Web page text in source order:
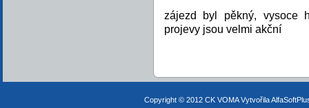
zájezd byl pěkný, vysoce
projevy jsou velmi akční
Copyright © 2012 CK VOMA Vytvořila